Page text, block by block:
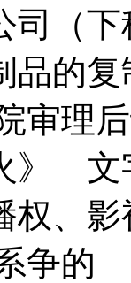
司（
品的
理后
》 文
权、
争